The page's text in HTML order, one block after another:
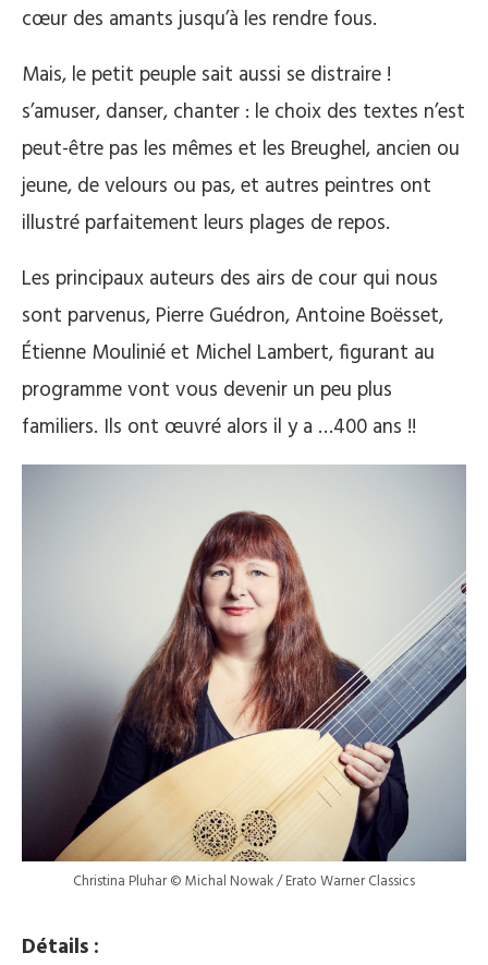
cœur des amants jusqu’à les rendre fous.
Mais, le petit peuple sait aussi se distraire !
s’amuser, danser, chanter : le choix des textes n’est
peut-être pas les mêmes et les Breughel, ancien ou
jeune, de velours ou pas, et autres peintres ont
illustré parfaitement leurs plages de repos.
Les principaux auteurs des airs de cour qui nous
sont parvenus, Pierre Guédron, Antoine Boësset,
Étienne Moulinié et Michel Lambert, figurant au
programme vont vous devenir un peu plus
familiers. Ils ont œuvré alors il y a …400 ans !!
Christina Pluhar © Michal Nowak / Erato Warner Classics
Détails :